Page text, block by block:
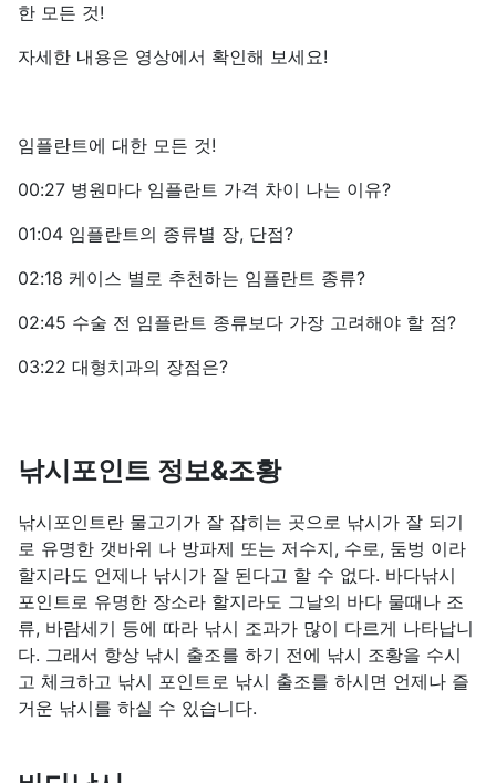
한 모든 것!
자세한 내용은 영상에서 확인해 보세요!
임플란트에 대한 모든 것!
00:27 병원마다 임플란트 가격 차이 나는 이유?
01:04 임플란트의 종류별 장, 단점?
02:18 케이스 별로 추천하는 임플란트 종류?
02:45 수술 전 임플란트 종류보다 가장 고려해야 할 점?
03:22 대형치과의 장점은?
낚시포인트 정보&조황
낚시포인트란 물고기가 잘 잡히는 곳으로 낚시가 잘 되기
로 유명한 갯바위 나 방파제 또는 저수지, 수로, 둠벙 이라
할지라도 언제나 낚시가 잘 된다고 할 수 없다. 바다낚시
포인트로 유명한 장소라 할지라도 그날의 바다 물때나 조
류, 바람세기 등에 따라 낚시 조과가 많이 다르게 나타납니
다. 그래서 항상 낚시 출조를 하기 전에 낚시 조황을 수시
고 체크하고 낚시 포인트로 낚시 출조를 하시면 언제나 즐
거운 낚시를 하실 수 있습니다.